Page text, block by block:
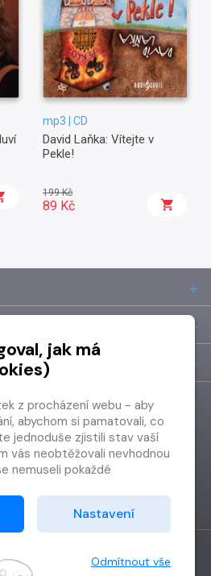
mp3 | CD
David Laňka: Vítejte v
Pekle!
199 Kč
89 Kč
jak má
z procházení webu - aby
abychom si pamatovali, co
jednoduše zjistili stav vaší
vás neobtěžovali nevhodnou
nemuseli pokaždé
souhlas se
cookies
dáte a pomůžete nám tak
Nastavení
Odmítnout vše